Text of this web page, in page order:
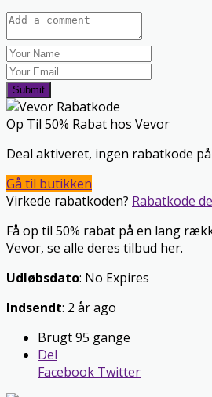
Submit
Op Til 50% Rabat hos Vevor
Deal aktiveret, ingen rabatkode
Gå til butikken
Virkede rabatkoden? Rabatkode
Få op til 50% rabat på en lang
Vevor, se alle deres tilbud her.
Udløbsdato: No Expires
Indsendt: 2 år ago
Brugt 95 gange
Del
Facebook Twitter